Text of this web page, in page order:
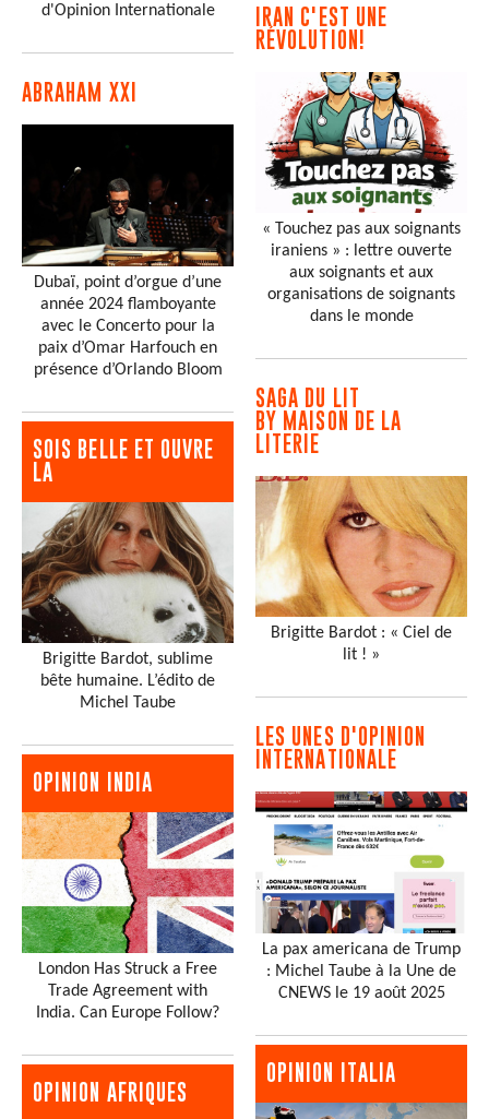
d'Opinion Internationale
ABRAHAM XXI
Dubaï, point d’orgue d’une
année 2024 flamboyante
avec le Concerto pour la
paix d’Omar Harfouch en
présence d’Orlando Bloom
SOIS BELLE ET OUVRE
LA
Brigitte Bardot, sublime
bête humaine. L’édito de
Michel Taube
OPINION INDIA
London Has Struck a Free
Trade Agreement with
India. Can Europe Follow?
OPINION AFRIQUES
IRAN C'EST UNE
RÉVOLUTION!
« Touchez pas aux soignants
iraniens » : lettre ouverte
aux soignants et aux
organisations de soignants
dans le monde
SAGA DU LIT
BY MAISON DE LA
LITERIE
Brigitte Bardot : « Ciel de
lit ! »
LES UNES D'OPINION
INTERNATIONALE
La pax americana de Trump
: Michel Taube à la Une de
CNEWS le 19 août 2025
OPINION ITALIA